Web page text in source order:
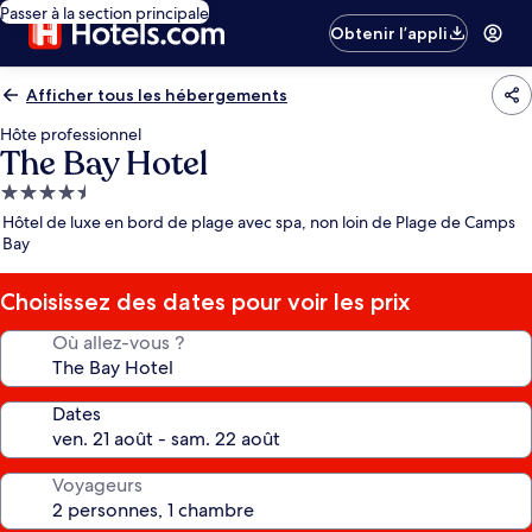
Passer à la section principale
Obtenir l’appli
Afficher tous les hébergements
Hôte professionnel
The Bay Hotel
Hébergement
4.5 étoiles
Hôtel de luxe en bord de plage avec spa, non loin de Plage de Camps
Bay
Choisissez des dates pour voir les prix
Où allez-vous ?
Dates
Voyageurs